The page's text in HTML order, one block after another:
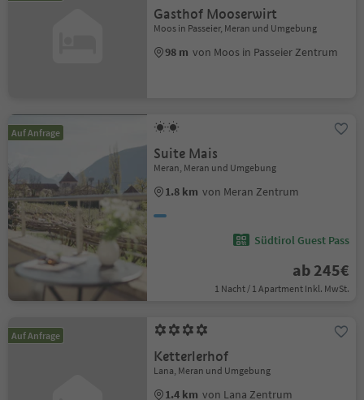
Gasthof Mooserwirt
Moos in Passeier, Meran und Umgebung
98 m von Moos in Passeier Zentrum
Auf Anfrage
Suite Mais
Meran, Meran und Umgebung
1.8 km von Meran Zentrum
Südtirol Guest Pass
ab 245€
1 Nacht / 1 Apartment Inkl. MwSt.
Auf Anfrage
Ketterlerhof
Lana, Meran und Umgebung
1.4 km von Lana Zentrum